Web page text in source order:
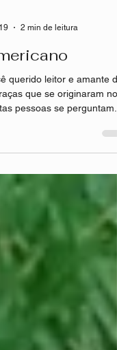
querido leitor e amante de
que se originaram nos